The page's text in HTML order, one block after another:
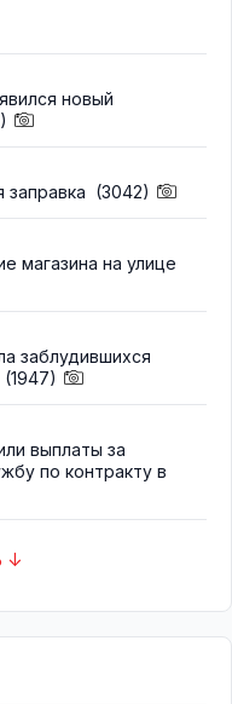
новый
(3042)
магазина на улице
заблудившихся
(1947)
выплаты за
по контракту в
↓